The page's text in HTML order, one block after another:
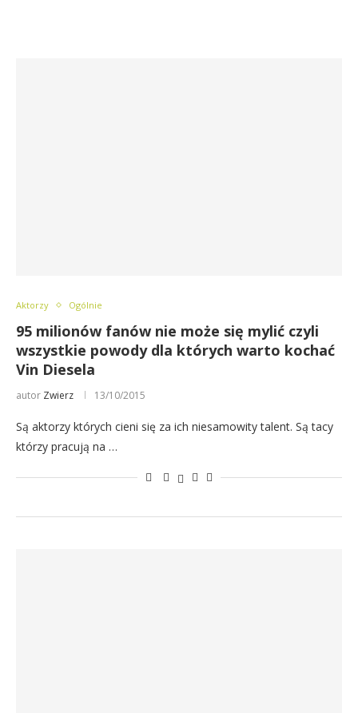
Aktorzy Ogólnie
95 milionów fanów nie może się mylić czyli
wszystkie powody dla których warto kochać
Vin Diesela
autor Zwierz 13/10/2015
Są aktorzy których cieni się za ich niesamowity talent. Są tacy
którzy pracują na …